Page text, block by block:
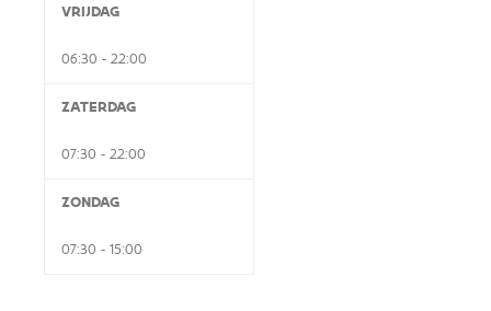
VRIJDAG
06:30 - 22:00
ZATERDAG
07:30 - 22:00
ZONDAG
07:30 - 15:00